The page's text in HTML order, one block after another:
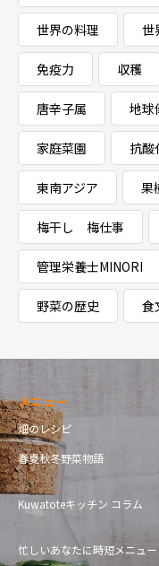
世界の料理 世
免疫力 収穫
唐辛子属 地球
家庭菜園 抗酸
東南アジア 果
梅干し 梅仕事
管理栄養士MINORI
野菜の歴史 食
メニュー
畑のレシピ
春夏秋冬野菜物語
Kuwatoteキッチン コラム
忙しいあなたに時短メニュー